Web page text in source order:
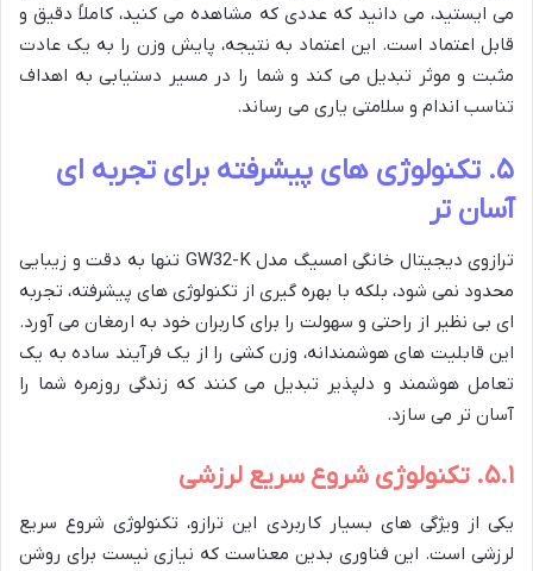
می ایستید، می دانید که عددی که مشاهده می کنید، کاملاً دقیق و
قابل اعتماد است. این اعتماد به نتیجه، پایش وزن را به یک عادت
مثبت و موثر تبدیل می کند و شما را در مسیر دستیابی به اهداف
تناسب اندام و سلامتی یاری می رساند.
۵. تکنولوژی های پیشرفته برای تجربه ای
آسان تر
ترازوی دیجیتال خانگی امسیگ مدل GW32-K تنها به دقت و زیبایی
محدود نمی شود، بلکه با بهره گیری از تکنولوژی های پیشرفته، تجربه
ای بی نظیر از راحتی و سهولت را برای کاربران خود به ارمغان می آورد.
این قابلیت های هوشمندانه، وزن کشی را از یک فرآیند ساده به یک
تعامل هوشمند و دلپذیر تبدیل می کنند که زندگی روزمره شما را
آسان تر می سازد.
۵.۱. تکنولوژی شروع سریع لرزشی
یکی از ویژگی های بسیار کاربردی این ترازو، تکنولوژی شروع سریع
لرزشی است. این فناوری بدین معناست که نیازی نیست برای روشن